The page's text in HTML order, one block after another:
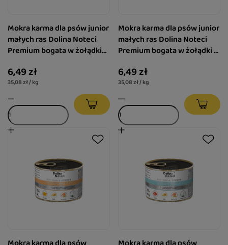
Mokra karma dla psów junior
małych ras Dolina Noteci
Premium bogata w żołądki
6,49 zł
35,08 zł / kg
Mokra karma dla psów junior
małych ras Dolina Noteci
Premium bogata w żołądki z
puszka 185 g
6,49 zł
35,08 zł / kg